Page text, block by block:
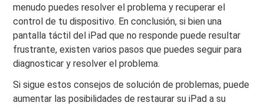
menudo puedes resolver el problema y recuperar el
control de tu dispositivo. En conclusión, si bien una
pantalla táctil del iPad que no responde puede resultar
frustrante, existen varios pasos que puedes seguir para
diagnosticar y resolver el problema.
Si sigue estos consejos de solución de problemas, puede
aumentar las posibilidades de restaurar su iPad a su